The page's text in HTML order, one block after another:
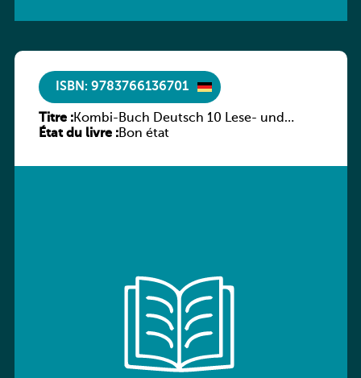
ISBN: 9783766136701
Titre :Kombi-Buch Deutsch 10 Lese- und
Sprachbuch
État du livre :Bon état